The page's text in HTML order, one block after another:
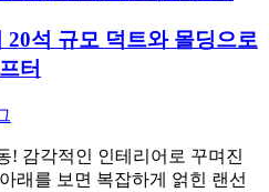
석 규모 덕트와 몰딩으로
터
! 감각적인 인테리어로 꾸며진
래를 보면 복잡하게 얽힌 랜선